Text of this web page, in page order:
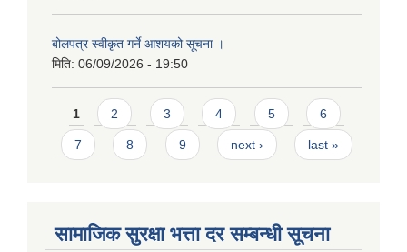
बोलपत्र स्वीकृत गर्ने आशयको सूचना ।
मिति: 06/09/2026 - 19:50
Pages
1 2 3 4 5 6
7 8 9 next › last »
सामाजिक सुरक्षा भत्ता दर सम्बन्धी सूचना